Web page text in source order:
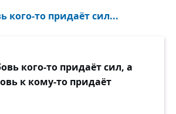
кого-то придаёт сил...
кого-то придаёт сил, а
к кому-то придаёт